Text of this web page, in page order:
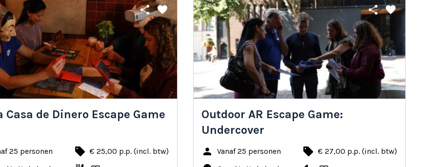
share favorite
Casa de Dinero Escape Game
25 personen local_offer € 25,00 p.p. (incl. btw)
share favorite
Outdoor AR Escape Game:
Undercover
person
Vanaf 25 personen local_offer € 27,00 p.p. (incl. btw)